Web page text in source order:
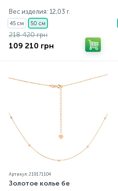
Вес изделия: 12,03 г.
45 см 50 см
218 420 грн
109 210 грн
Артикул: 219171104
Золотое колье бе